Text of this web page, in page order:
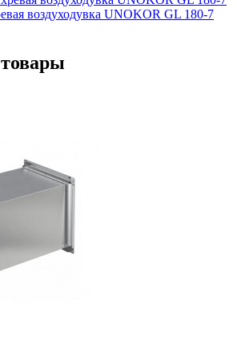
воздуходувка UNOKOR GL 180-7